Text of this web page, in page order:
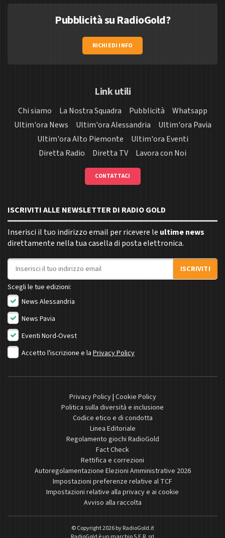
Pubblicità su RadioGold?
RICHIEDI INFO
Link utili
Chi siamo La Nostra Squadra Pubblicità
Whatsapp
Ultim'ora News
Ultim'ora Alessandria
Ultim'ora Pavia
Ultim'ora Alto Piemonte
Ultim'ora Eventi
Diretta Radio
Diretta TV Lavora con Noi
CONTATTACI
ISCRIVITI ALLE NEWSLETTER DI RADIO GOLD
Inserisci il tuo indirizzo email per ricevere le ultime news
direttamente nella tua casella di posta elettronica.
Indirizzo email
ISCRIVITI
Scegli le tue edizioni:
News Alessandria
News Pavia
Eventi Nord-Ovest
Accetto l'iscrizione e la Privacy Policy
Privacy Policy| Cookie Policy
Politica sulla diversità e inclusione
Codice etico e di condotta
Linea Editoriale
Regolamento giochi RadioGold
Fact Check
Rettifica e correzioni
Autoregolamentazione Elezioni Amministrative 2026
Impostazioni preferenze relative al TCF
Impostazioni relative alla privacy e ai cookie
Avviso alla raccolta
© Copyright 2026 byRadioGold.it